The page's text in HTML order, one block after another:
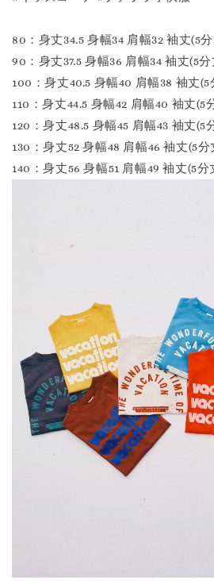
80：身丈34.5 身幅34 肩幅32 袖丈(5
90：身丈37.5 身幅36 肩幅34 袖丈(5
100：身丈40.5 身幅40 肩幅38 袖丈(5
110：身丈44.5 身幅42 肩幅40 袖丈(5
120：身丈48.5 身幅45 肩幅43 袖丈(5
130：身丈52 身幅48 肩幅46 袖丈(5分
140：身丈56 身幅51 肩幅49 袖丈(5分